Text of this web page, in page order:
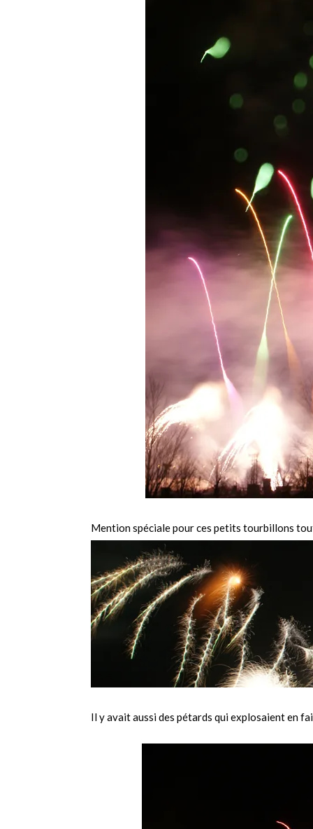
Mention spéciale pour ces petits tourbillons
Il y avait aussi des pétards qui explosaient en